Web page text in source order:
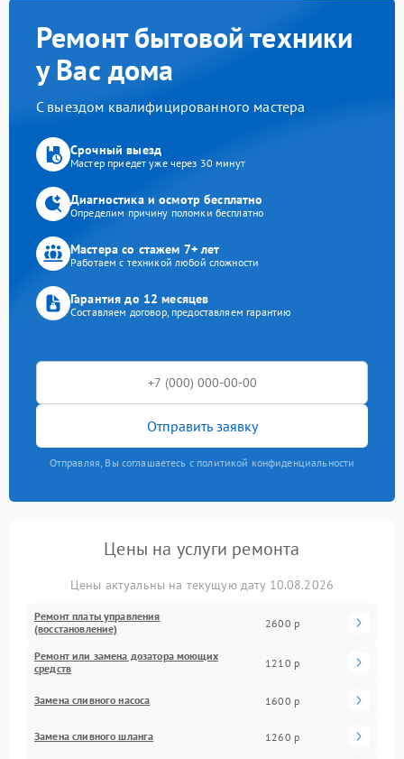
Ремонт бытовой техники
у Вас дома
С выездом квалифицированного мастера
Срочный выезд
Мастер приедет уже через 30 минут
Диагностика и осмотр бесплатно
Определим причину поломки бесплатно
Мастера со стажем 7+ лет
Работаем с техникой любой сложности
Гарантия до 12 месяцев
Составляем договор, предоставляем гарантию
Отправить заявку
Отправляя, Вы соглашаетесь с политикой конфиденциальности
Цены на услуги ремонта
Цены актуальны на текущую дату 10.08.2026
Ремонт платы управления
(восстановление)
2600 р
Ремонт или замена дозатора моющих
средств
1210 р
Замена сливного насоса 1600 р
Замена сливного шланга 1260 р